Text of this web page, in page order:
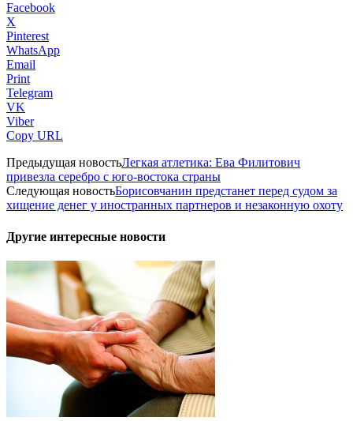
Facebook
X
Pinterest
WhatsApp
Email
Print
Telegram
VK
Viber
Copy URL
Предыдущая новостьЛегкая атлетика: Ева Филитович
привезла серебро с юго-востока страны
Следующая новостьБорисовчанин предстанет перед судом за
хищение денег у иностранных партнеров и незаконную охоту
Другие интересные новости